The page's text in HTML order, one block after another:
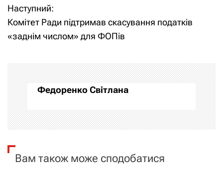
в
і
а
ц
і
Наступний:
Комітет Ради підтримав скасування податків
«заднім числом» для ФОПів
Федоренко Світлана
Вам також може сподобатися